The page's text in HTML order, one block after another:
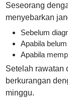
Seseorang
menyebarkan
Sebelum
Apabila
Apabila
Setelah rawatan
berkurangan
minggu.